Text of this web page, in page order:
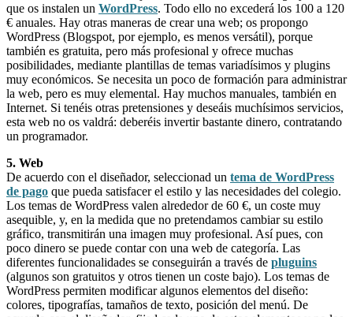
que os instalen un WordPress. Todo ello no excederá los 100 a 120
€ anuales. Hay otras maneras de crear una web; os propongo
WordPress (Blogspot, por ejemplo, es menos versátil), porque
también es gratuita, pero más profesional y ofrece muchas
posibilidades, mediante plantillas de temas variadísimos y plugins
muy económicos. Se necesita un poco de formación para administrar
la web, pero es muy elemental. Hay muchos manuales, también en
Internet. Si tenéis otras pretensiones y deseáis muchísimos servicios,
esta web no os valdrá: deberéis invertir bastante dinero, contratando
un programador.
5. Web
De acuerdo con el diseñador, seleccionad un tema de WordPress
de pago que pueda satisfacer el estilo y las necesidades del colegio.
Los temas de WordPress valen alrededor de 60 €, un coste muy
asequible, y, en la medida que no pretendamos cambiar su estilo
gráfico, transmitirán una imagen muy profesional. Así pues, con
poco dinero se puede contar con una web de categoría. Las
diferentes funcionalidades se conseguirán a través de pluguins
(algunos son gratuitos y otros tienen un coste bajo). Los temas de
WordPress permiten modificar algunos elementos del diseño:
colores, tipografías, tamaños de texto, posición del menú. De